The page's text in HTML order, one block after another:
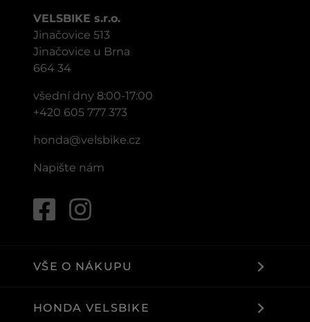
VELSBIKE s.r.o.
Jinačovice 513
Jinačovice u Brna
664 34
všední dny 8:00-17:00
+420 605 777 373
honda@velsbike.cz
Napište nám
VŠE O NÁKUPU
HONDA VELSBIKE